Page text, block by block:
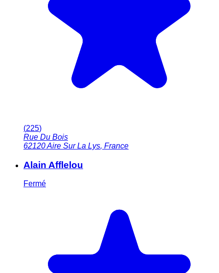
(225)
Rue Du Bois
62120Aire Sur La Lys, France
Alain Afflelou
Fermé